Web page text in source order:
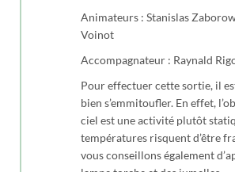
Animateurs : Stanislas
Voinot
Accompagnateur : Raynald
Pour effectuer cette sortie, il
bien s’emmitoufler. En effet,
ciel est une activité plutôt
températures risquent d’être
vous conseillons également